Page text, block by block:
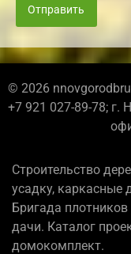
Отправить
© 2026
+7 921 027-89-78; г.
Строительство
усадку,
Бригада
дачи. Каталог
домокомплект.